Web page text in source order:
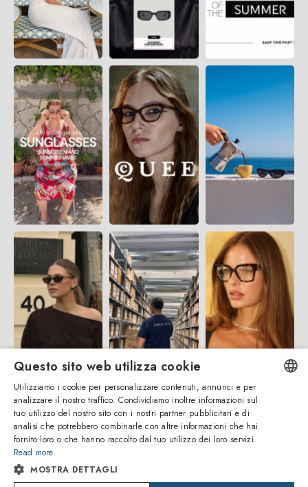
ENGLISH
ITALIAN
Questo sito web utilizza cookie
Utilizziamo i cookie per personalizzare contenuti, annunci e per
analizzare il nostro traffico. Condividiamo inoltre informazioni sul
tuo utilizzo del nostro sito con i nostri partner pubblicitari e di
analisi che potrebbero combinarle con altre informazioni che hai
fornito loro o che hanno raccolto dal tuo utilizzo dei loro servizi.
Read more
MOSTRA DETTAGLI